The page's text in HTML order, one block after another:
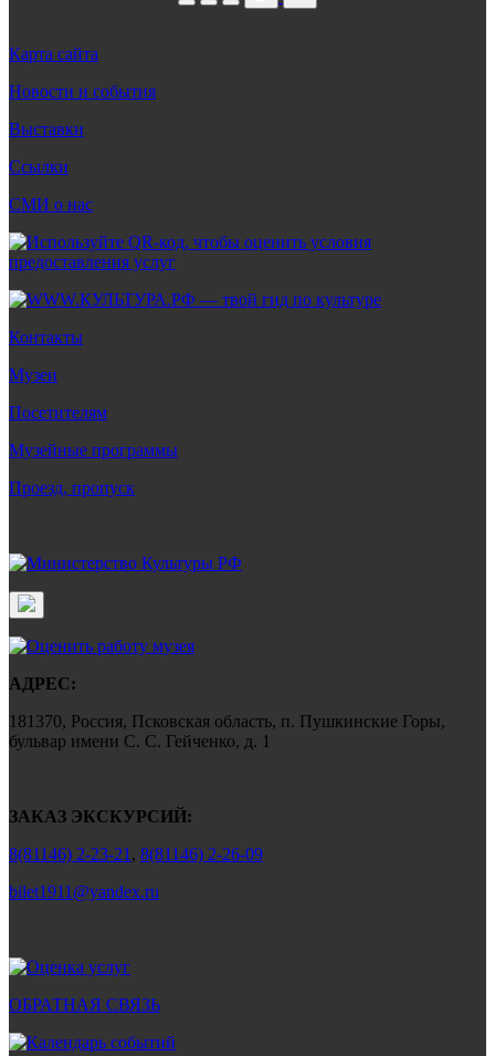
Карта сайта
Новости и события
Выставки
Ссылки
СМИ о нас
Контакты
Музеи
Посетителям
Музейные программы
Проезд, пропуск
АДРЕС:
181370, Россия, Псковская область, п. Пушкинские Горы,
бульвар имени С. С. Гейченко, д. 1
ЗАКАЗ ЭКСКУРСИЙ:
8(81146) 2-23-21 , 8(81146) 2-26-09
bilet1911@yandex.ru
ОБРАТНАЯ СВЯЗЬ